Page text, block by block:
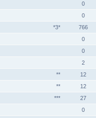
0
0
*3*
766
0
0
2
**
12
**
12
***
27
0